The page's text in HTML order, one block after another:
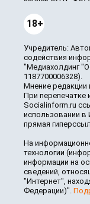
18+
Учредитель:
содействия
"Медиахолдинг
1187700006328).
Мнение
При перепечатке
Socialinform.ru
использовании в
прямая
На
технологии
информации на
сведений,
"Интернет",
Федерации)".